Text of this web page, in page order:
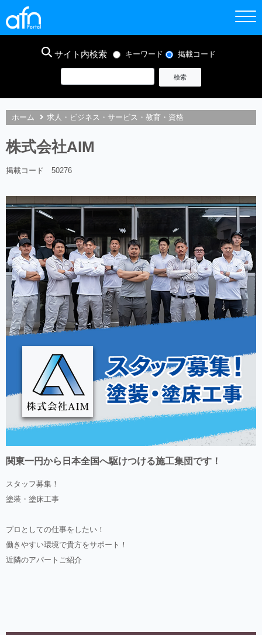
サイト内検索 キーワード 掲載コード
ホーム 求人・ビジネス・サービス・教育・資格
株式会社AIM
掲載コード 50276
関東一円から日本全国へ駆けつける施工集団です！
スタッフ募集！
塗装・塗床工事
プロとしての仕事をしたい！
働きやすい環境で貴方をサポート！
近隣のアパートご紹介